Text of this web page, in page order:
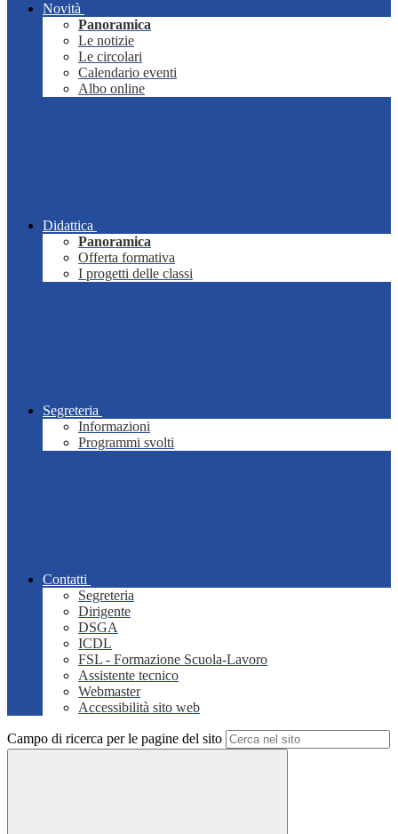
Novità
Panoramica
Le notizie
Le circolari
Calendario eventi
Albo online
Didattica
Panoramica
Offerta formativa
I progetti delle classi
Segreteria
Informazioni
Programmi svolti
Contatti
Segreteria
Dirigente
DSGA
ICDL
FSL - Formazione Scuola-Lavoro
Assistente tecnico
Webmaster
Accessibilità sito web
Campo di ricerca per le pagine del sito